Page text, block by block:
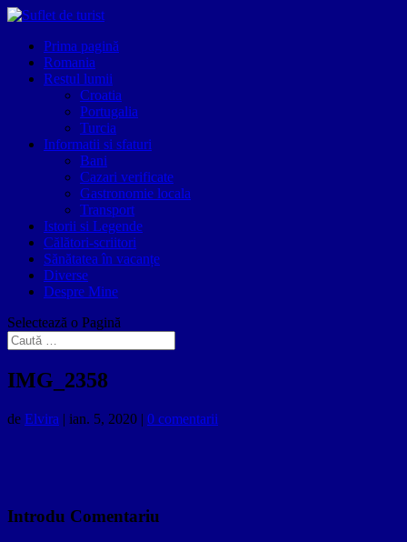
Prima pagină
Romania
Restul lumii
Croatia
Portugalia
Turcia
Informatii si sfaturi
Bani
Cazari verificate
Gastronomie locala
Transport
Istorii si Legende
Călători-scriitori
Sănătatea în vacanțe
Diverse
Despre Mine
Selectează o Pagină
IMG_2358
de Elvira | ian. 5, 2020 | 0 comentarii
Introdu Comentariu